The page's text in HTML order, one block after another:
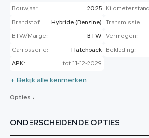
Bouwjaar: 2025 Kilometerstand
Brandstof: Hybride (Benzine) Transmissie:
BTW/Marge: BTW Vermogen:
Carrosserie: Hatchback Bekleding:
APK: tot 11-12-2029
+ Bekijk alle kenmerken
Opties
ONDERSCHEIDENDE OPTIES